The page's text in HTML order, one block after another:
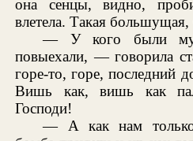
она сенцы, видно,
влетела. Такая
— У кого были
повыехали, — говорила
горе-то, горе, последний
Вишь как, вишь как
Господи!
— А как нам только